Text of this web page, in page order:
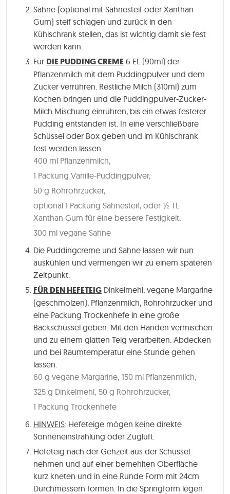
Sahne (optional mit Sahnesteif oder Xanthan
Gum) steif schlagen und zurück in den
Kühlschrank stellen, das ist wichtig damit sie fest
werden kann.
Für DIE PUDDING CREME 6 EL (90ml) der
Pflanzenmilch mit dem Puddingpulver und dem
Zucker verrühren. Restliche Milch (310ml) zum
Kochen bringen und die Puddingpulver-Zucker-
Milch Mischung einrühren, bis ein etwas festerer
Pudding entstanden ist. In eine verschließbare
Schüssel oder Box geben und im Kühlschrank
fest werden lassen.
400 ml Pflanzenmilch,
1 Packung Vanille-Puddingpulver,
50 g Rohrohrzucker,
optional 1 Packung Sahnesteif, oder ½ TL
Xanthan Gum für eine bessere Festigkeit,
300 ml vegane Sahne
Die Puddingcreme und Sahne lassen wir nun
auskühlen und vermengen wir zu einem späteren
Zeitpunkt.
FÜR DEN HEFETEIG Dinkelmehl, vegane Margarine
(geschmolzen), Pflanzenmilch, Rohrohrzucker und
eine Packung Trockenhefe in eine große
Backschüssel geben. Mit den Händen vermischen
und zu einem glatten Teig verarbeiten. Abdecken
und bei Raumtemperatur eine Stunde gehen
lassen.
60 g vegane Margarine, 150 ml Pflanzenmilch,
325 g Dinkelmehl, 50 g Rohrohrzucker,
1 Packung Trockenhefe
HINWEIS: Hefeteige mögen keine direkte
Sonneneinstrahlung oder Zugluft.
Hefeteig nach der Gehzeit aus der Schüssel
nehmen und auf einer bemehlten Oberfläche
kurz kneten und in eine Runde Form mit 24cm
Durchmessern formen. In die Springform legen